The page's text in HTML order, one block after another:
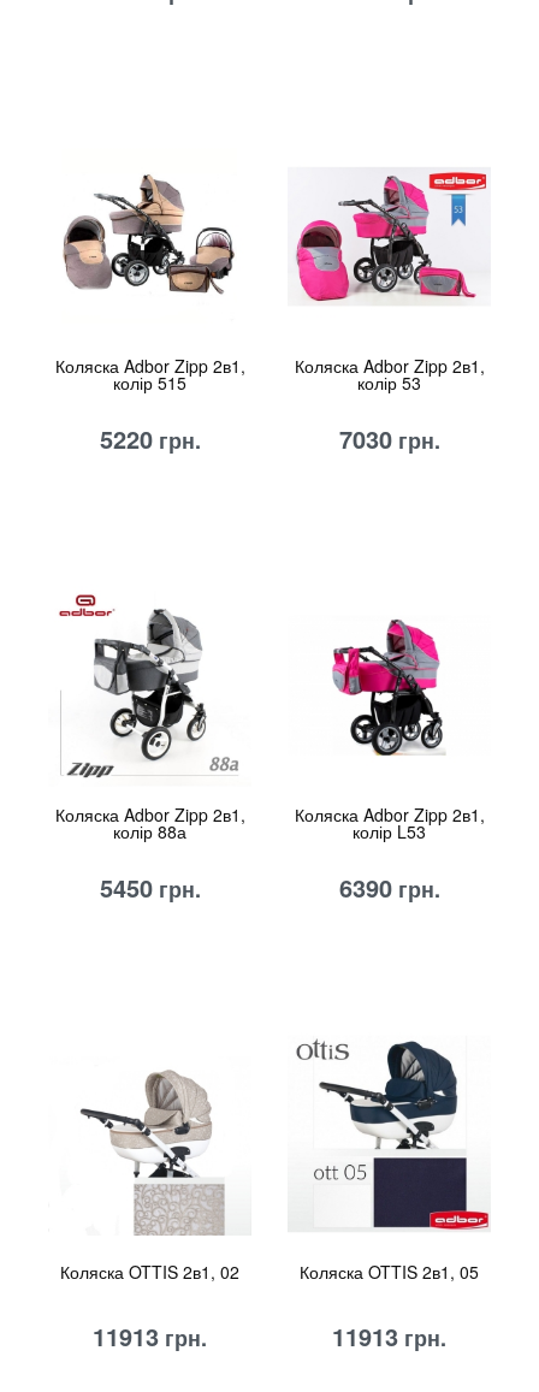
Коляска Adbor Zipp 2в1,
колір 515
5220грн.
Коляска Adbor Zipp 2в1,
колір 53
7030грн.
Коляска Adbor Zipp 2в1,
колір 88а
5450грн.
Коляска Adbor Zipp 2в1,
колір L53
6390грн.
Коляска OTTIS 2в1, 02
11913 грн.
Коляска OTTIS 2в1, 05
11913 грн.